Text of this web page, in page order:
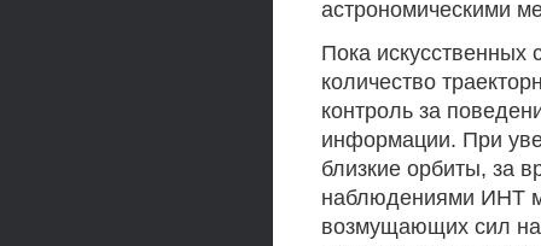
астрономическими
Пока
количество
контроль за
информации. При
близкие орбиты, за
наблюдениями ИНТ
возмущающих сил